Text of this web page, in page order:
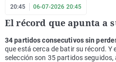
20:45 06-07-2026 20:45
El récord que apunta a
34 partidos consecutivos sin perde
que está cerca de batir su récord. Y
selección son 35 partidos